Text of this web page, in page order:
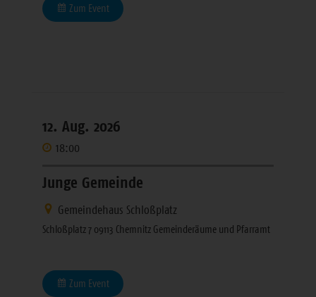
Zum Event
12. Aug. 2026
18:00
Junge Gemeinde
Gemeindehaus Schloßplatz
Schloßplatz 7 09113 Chemnitz Gemeinderäume und Pfarramt
Zum Event